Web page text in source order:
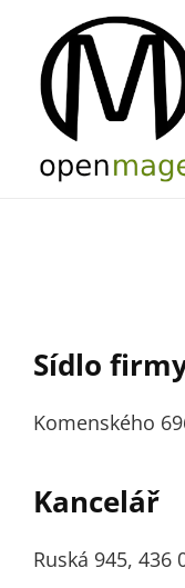
content
Sídlo
Komenského
Kancelář
Ruská 945, 436